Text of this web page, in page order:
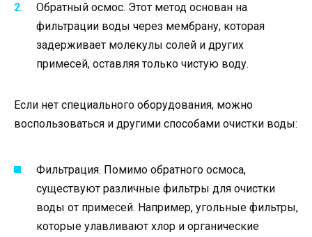
Обратный осмос. Этот метод основан на
фильтрации воды через мембрану, которая
задерживает молекулы солей и других
примесей, оставляя только чистую воду.
Если нет специального оборудования, можно
воспользоваться и другими способами очистки воды:
Фильтрация. Помимо обратного осмоса,
существуют различные фильтры для очистки
воды от примесей. Например, угольные фильтры,
которые улавливают хлор и органические